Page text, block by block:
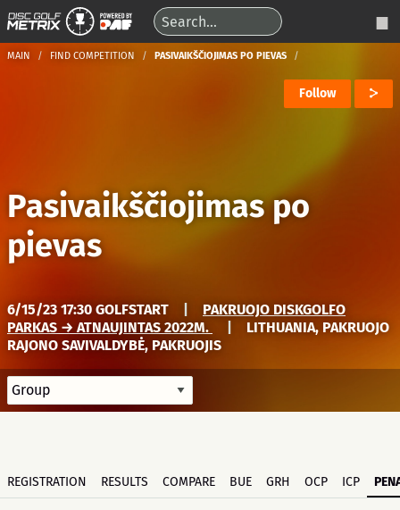
MAIN FIND COMPETITION PASIVAIKŠČIOJIMAS PO PIEVAS
Follow
Pasivaikščiojimas po
pievas
6/15/23 17:30 GOLFSTART
PAKRUOJO DISKGOLFO
PARKAS → ATNAUJINTAS 2022M.
LITHUANIA, PAKRUOJO
RAJONO SAVIVALDYBĖ, PAKRUOJIS
REGISTRATION RESULTS COMPARE BUE GRH OCP ICP